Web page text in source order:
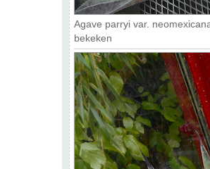
Agave parryi var.
bekeken